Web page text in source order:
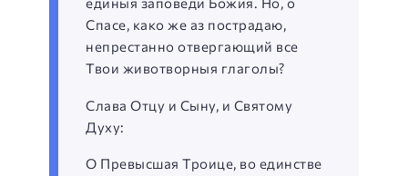
Спасе, како же аз пострадаю,
непрестанно отвергающий все
Твои животворныя глаголы?
Слава Отцу и Сыну, и Святому
Духу:
О Превысшая Троице, во единстве